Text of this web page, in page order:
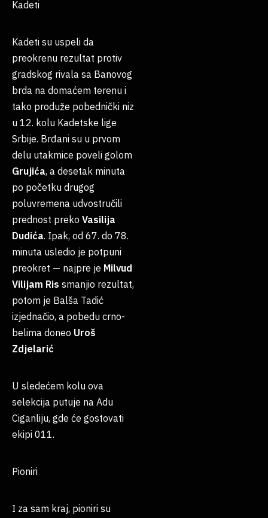
Kadeti
Kadeti su uspeli da
preokrenu rezultat protiv
gradskog rivala sa Banovog
brda na domaćem terenu i
tako produže pobednički niz
u 12. kolu Kadetske lige
Srbije. Brđani su u prvom
delu utakmice poveli golom
Grujića, a desetak minuta
po početku drugog
poluvremena udvostručili
prednost preko Vasilija
Dudića. Ipak, od 67. do 78.
minuta usledio je potpuni
preokret — najpre je Milvud
Vilijam Ris smanjio rezultat,
potom je Balša Tadić
izjednačio, a pobedu crno-
belima doneo Uroš
Zdjelarić
U sledećem kolu ova
selekcija putuje na Adu
Ciganliju, gde će gostovati
ekipi 011.
Pioniri
I za sam kraj, pioniri su